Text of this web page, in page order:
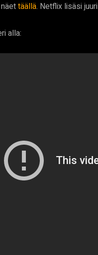
täällä. Netflix lisäsi
alla: